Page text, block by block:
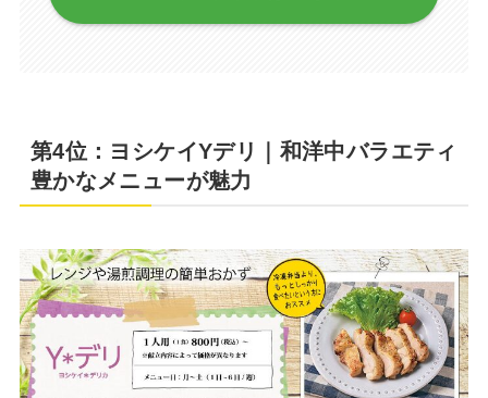
第4位：ヨシケイYデリ｜和洋中バラエティ
豊かなメニューが魅力